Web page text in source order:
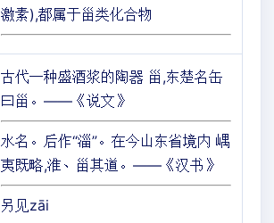
激素),都属于甾类化合物
古代一种盛酒浆的陶器 甾,东楚名缶
曰甾。——《说文》
水名。后作“淄”。在今山东省境内 嵎
夷既略,淮、甾其道。——《汉书》
另见zāi